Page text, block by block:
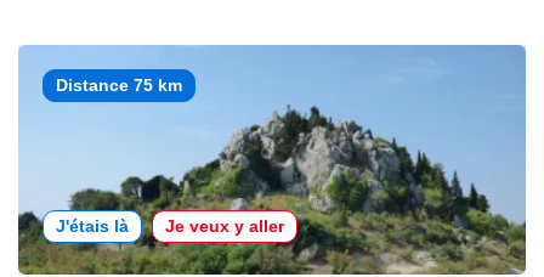
Distance 75 km
J'étais là Je veux y aller